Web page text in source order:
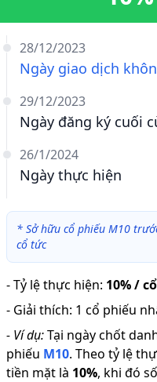
28/12/2023
Ngày giao dịch
29/12/2023
Ngày đăng ký cuối
26/1/2024
Ngày thực hiện
* Sở hữu cổ phiếu M10
cổ tức
-Tỷ lệ thực hiện: 10% /
- Giải thích: 1 cổ phiếu
- Ví dụ:Tại ngày chốt
phiếu M10. Theo tỷ lệ
tiền mặt là 10%, khi đó